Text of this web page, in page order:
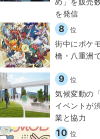
を発信
8 位
街中にポケ
橋・八重洲
9 位
気候変動の
イベントが
業と協力
10 位